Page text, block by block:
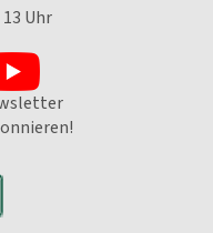
Uhr